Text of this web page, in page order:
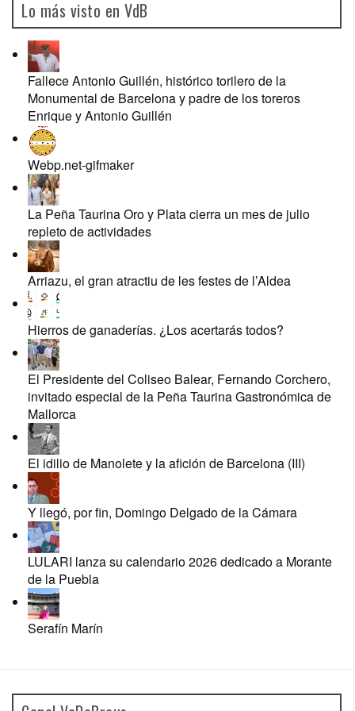
Lo más visto en VdB
Fallece Antonio Guillén, histórico torilero de la
Monumental de Barcelona y padre de los toreros
Enrique y Antonio Guillén
Webp.net-gifmaker
La Peña Taurina Oro y Plata cierra un mes de julio
repleto de actividades
Arriazu, el gran atractiu de les festes de l’Aldea
Hierros de ganaderías. ¿Los acertarás todos?
El Presidente del Coliseo Balear, Fernando Corchero,
invitado especial de la Peña Taurina Gastronómica de
Mallorca
El idilio de Manolete y la afición de Barcelona (III)
Y llegó, por fin, Domingo Delgado de la Cámara
LULARI lanza su calendario 2026 dedicado a Morante
de la Puebla
Serafín Marín